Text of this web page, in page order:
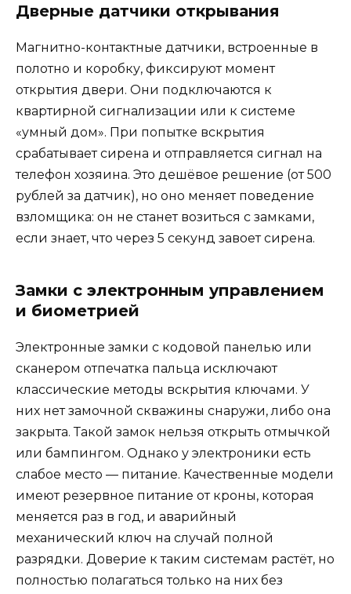
Дверные датчики открывания
Магнитно-контактные датчики, встроенные в
полотно и коробку, фиксируют момент
открытия двери. Они подключаются к
квартирной сигнализации или к системе
«умный дом». При попытке вскрытия
срабатывает сирена и отправляется сигнал на
телефон хозяина. Это дешёвое решение (от 500
рублей за датчик), но оно меняет поведение
взломщика: он не станет возиться с замками,
если знает, что через 5 секунд завоет сирена.
Замки с электронным управлением
и биометрией
Электронные замки с кодовой панелью или
сканером отпечатка пальца исключают
классические методы вскрытия ключами. У
них нет замочной скважины снаружи, либо она
закрыта. Такой замок нельзя открыть отмычкой
или бампингом. Однако у электроники есть
слабое место — питание. Качественные модели
имеют резервное питание от кроны, которая
меняется раз в год, и аварийный
механический ключ на случай полной
разрядки. Доверие к таким системам растёт, но
полностью полагаться только на них без